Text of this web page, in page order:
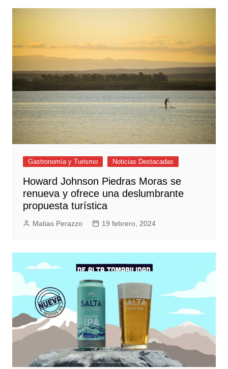
Gastronomía y Turismo Noticias Destacadas
Howard Johnson Piedras Moras se
renueva y ofrece una deslumbrante
propuesta turística
Matias Perazzo 19 febrero, 2024